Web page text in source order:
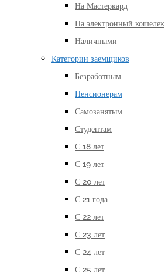
На Мастеркард
На электронный кошелек
Наличными
Категории заемщиков
Безработным
Пенсионерам
Самозанятым
Студентам
С 18 лет
С 19 лет
С 20 лет
С 21 года
С 22 лет
С 23 лет
С 24 лет
С 25 лет